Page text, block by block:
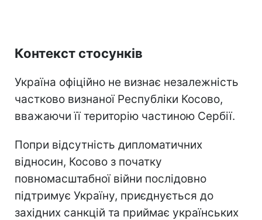
Контекст стосунків
Україна офіційно не визнає незалежність
частково визнаної Республіки Косово,
вважаючи її територію частиною Сербії.
Попри відсутність дипломатичних
відносин, Косово з початку
повномасштабної війни послідовно
підтримує Україну, приєднується до
західних санкцій та приймає українських